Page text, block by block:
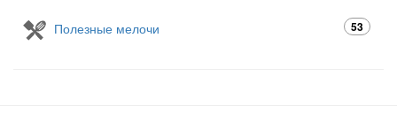
Полезные мелочи 53